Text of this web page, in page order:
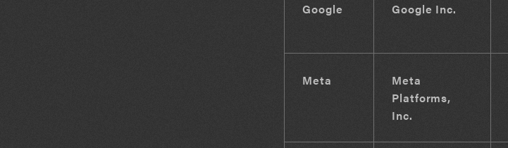
Google Google Inc.
Meta
Meta
Platforms,
Inc.